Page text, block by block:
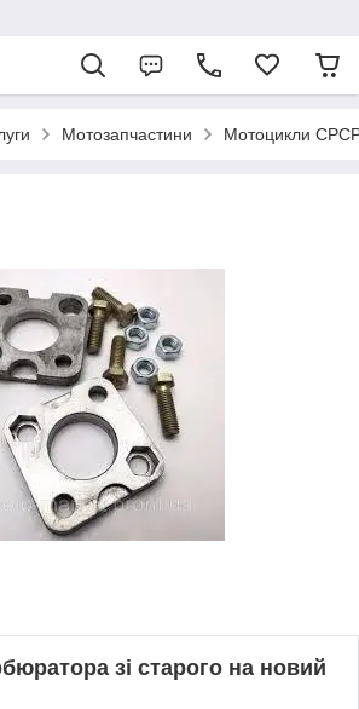
Мотозапчастини Мотоцикли
зі старого на новий